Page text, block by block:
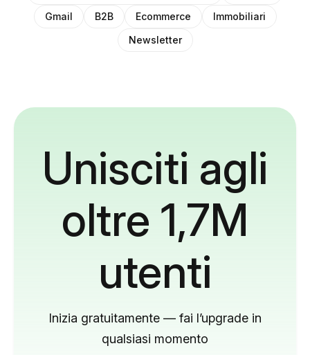
Gmail
B2B Ecommerce
Immobiliari
Newsletter
Unisciti agli
oltre 1,7M
utenti
Inizia gratuitamente — fai l’upgrade in
qualsiasi momento